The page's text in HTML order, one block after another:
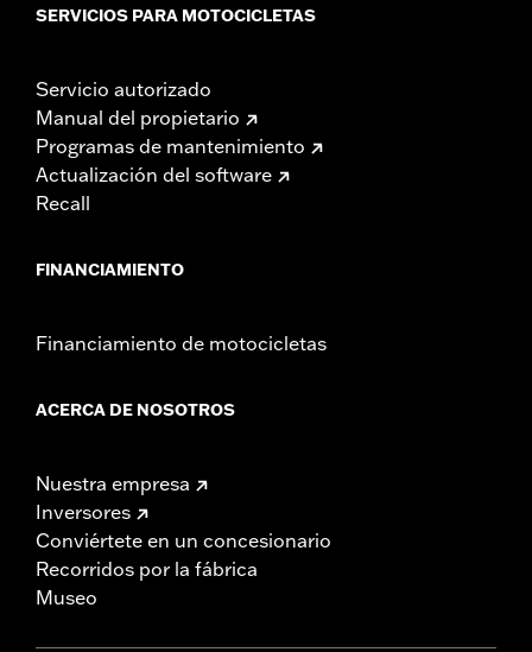
SERVICIOS PARA MOTOCICLETAS
Servicio autorizado
Manual del propietario
Programas de mantenimiento
Actualización del software
Recall
FINANCIAMIENTO
Financiamiento de motocicletas
ACERCA DE NOSOTROS
Nuestra empresa
Inversores
Conviértete en un concesionario
Recorridos por la fábrica
Museo